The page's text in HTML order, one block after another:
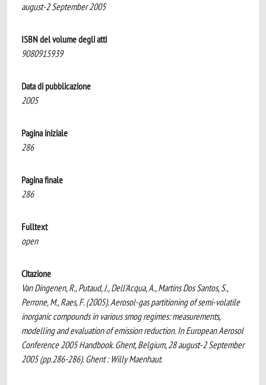
august-2 September 2005
ISBN del volume degli atti
9080915939
Data di pubblicazione
2005
Pagina iniziale
286
Pagina finale
286
Fulltext
open
Citazione
Van Dingenen, R., Putaud, J., Dell'Acqua, A., Martins Dos Santos, S.,
Perrone, M., Raes, F. (2005). Aerosol-gas partitioning of semi-volatile
inorganic compounds in various smog regimes: measurements,
modelling and evaluation of emission reduction. In European Aerosol
Conference 2005 Handbook. Ghent, Belgium, 28 august-2 September
2005 (pp.286-286). Ghent : Willy Maenhaut.